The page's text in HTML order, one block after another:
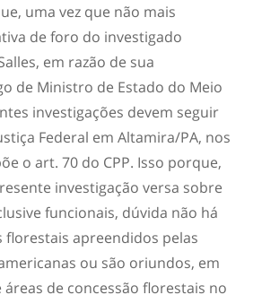
uma vez que não mais
de foro do investigado
em razão de sua
de Ministro de Estado do Meio
investigações devem seguir
Federal em Altamira/PA, nos
o art. 70 do CPP. Isso porque,
investigação versa sobre
funcionais, dúvida não há
apreendidos pelas
ou são oriundos, em
de concessão florestais no